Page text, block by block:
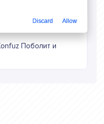
Поболит и
Discard Allow